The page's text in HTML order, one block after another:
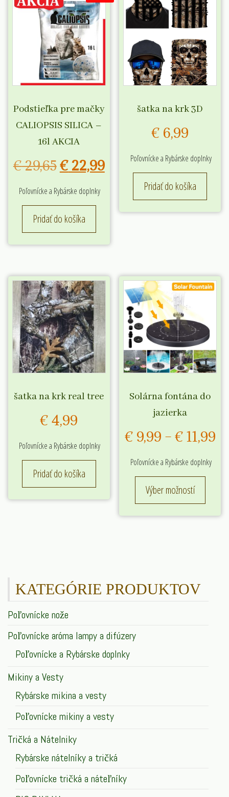
Podstieľka pre mačky
CALIOPSIS SILICA –
16l AKCIA
€29,65Pôvodná
cena
bola:
€ 29,65.
€22,99Aktuálna
Poľovnícke a Rybárske doplnky
Pridať do košíka
šatka na krk 3D
€ 6,99
Poľovnícke a Rybárske doplnky
Pridať do košíka
šatka na krk real tree
€ 4,99
Poľovnícke a Rybárske doplnky
Pridať do košíka
Solárna fontána do
jazierka
€ 9,99 – € 11,99
€
Poľovnícke a Rybárske doplnky
Výber možností
Tento
má
KATEGÓRIE PRODUKTOV
Poľovnícke nože
Poľovnícke aróma lampy a difúzery
Poľovnícke a Rybárske doplnky
Mikiny a Vesty
Rybárske mikina a vesty
Poľovnícke mikiny a vesty
Tričká a Nátelniky
Rybárske nátelníky a tričká
Poľovnícke tričká a náteľníky